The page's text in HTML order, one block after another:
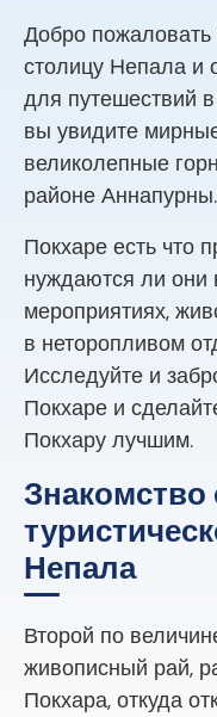
Добро пожаловать
столицу Непала и
для путешествий
вы увидите
великолепные
районе Аннапурны.
Покхаре есть что
нуждаются ли они
мероприятиях,
в неторопливом
Исследуйте и
Покхаре и
Покхару лучшим.
Знакомство
Непала
Второй по
живописный рай,
Покхара, откуда